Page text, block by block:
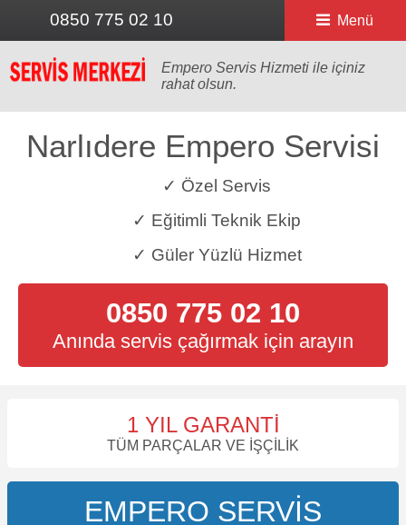
0850 775 02 10 Menü
Empero Servis Hizmeti ile içiniz
rahat olsun.
Narlıdere Empero Servisi
✓ Özel Servis
✓ Eğitimli Teknik Ekip
✓ Güler Yüzlü Hizmet
0850 775 02 10
Anında servis çağırmak için arayın
1 YIL GARANTI
TÜM PARÇALAR VE İŞÇILIK
EMPERO SERVIS